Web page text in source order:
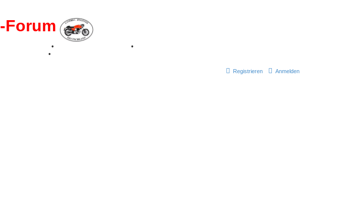
-Forum
•
•
•
Anmelden
Registrieren